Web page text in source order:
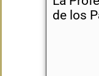
de los